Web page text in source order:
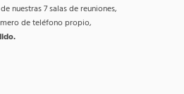
nuestras 7 salas de reuniones,
de teléfono propio,